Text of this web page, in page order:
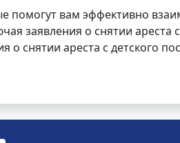
помогут вам эффективно
заявления о снятии ареста
о снятии ареста с детского